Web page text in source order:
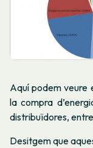
Aquí podem veure
la compra
distribuïdores,
Desitgem que